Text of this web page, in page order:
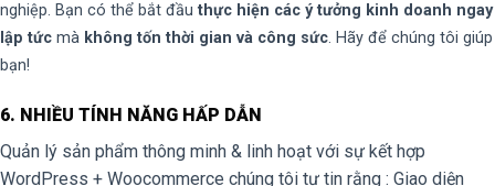
nghiệp. Bạn có thể bắt đầu thực hiện các ý tưởng kinh doanh ngay
lập tức mà không tốn thời gian và công sức. Hãy để chúng tôi giúp
bạn!
6. NHIỀU TÍNH NĂNG HẤP DẪN
Quản lý sản phẩm thông minh & linh hoạt với sự kết hợp
WordPress + Woocommerce chúng tôi tự tin rằng : Giao diện